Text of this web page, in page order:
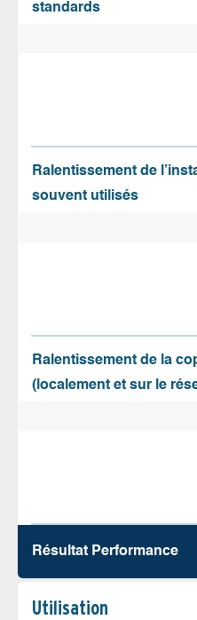
standards
Ralentissement de
souvent utilisés
Ralentissement de la
(localement et sur le
Résultat Performance
Utilisation